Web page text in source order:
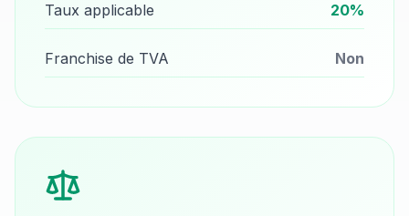
Taux applicable 20%
Franchise de TVA Non